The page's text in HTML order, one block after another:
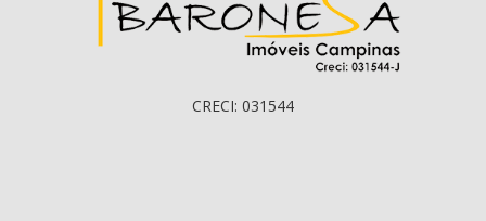
CRECI: 031544